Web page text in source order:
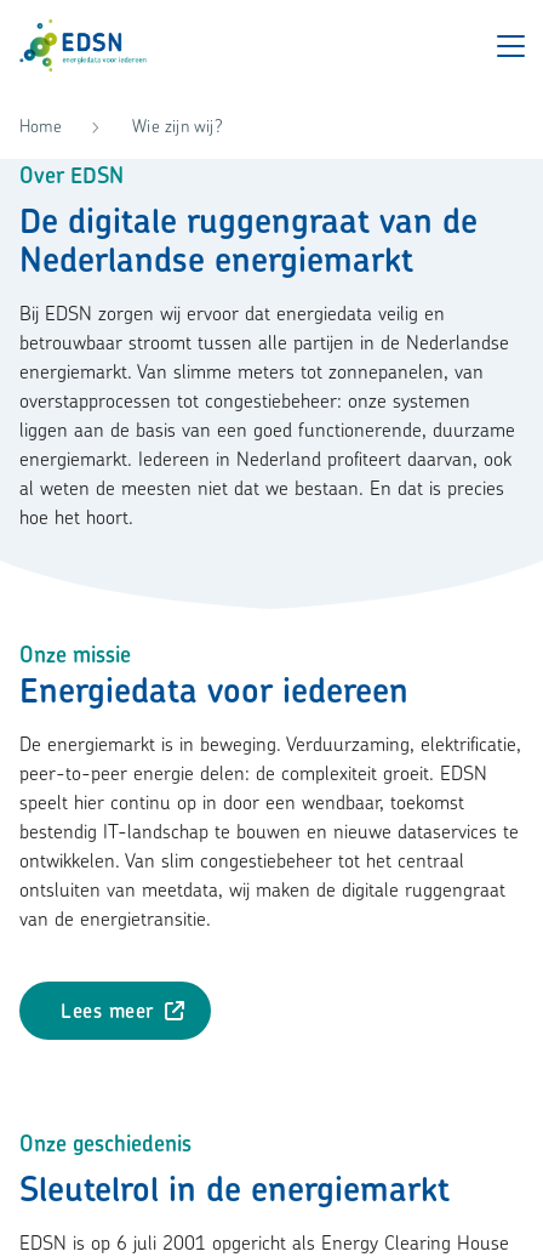
Home Wie zijn wij?
Over EDSN
De digitale ruggengraat van de
Nederlandse energiemarkt
Bij EDSN zorgen wij ervoor dat energiedata veilig en
betrouwbaar stroomt tussen alle partijen in de Nederlandse
energiemarkt. Van slimme meters tot zonnepanelen, van
overstapprocessen tot congestiebeheer: onze systemen
liggen aan de basis van een goed functionerende, duurzame
energiemarkt. Iedereen in Nederland profiteert daarvan, ook
al weten de meesten niet dat we bestaan. En dat is precies
hoe het hoort.
Onze missie
Energiedata voor iedereen
De energiemarkt is in beweging. Verduurzaming, elektrificatie,
peer-to-peer energie delen: de complexiteit groeit. EDSN
speelt hier continu op in door een wendbaar, toekomst
bestendig IT-landschap te bouwen en nieuwe dataservices te
ontwikkelen. Van slim congestiebeheer tot het centraal
ontsluiten van meetdata, wij maken de digitale ruggengraat
van de energietransitie.
Lees meer
Onze geschiedenis
Sleutelrol in de energiemarkt
EDSN is op 6 juli 2001 opgericht als Energy Clearing House